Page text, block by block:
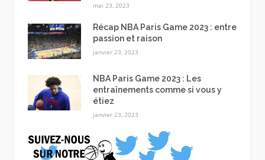
mai 23, 2023
Récap NBA Paris Game 2023 : entre
passion et raison
janvier 23, 2023
NBA Paris Game 2023 : Les
entraînements comme si vous y
étiez
janvier 23, 2023